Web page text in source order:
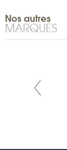
Nos autres
MARQUES
est le spécialiste